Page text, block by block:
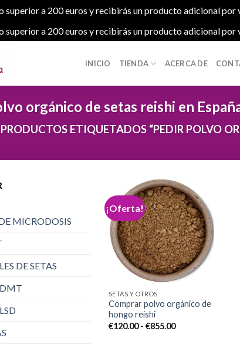
superior a 200 euros y recibirás un producto adicional
superior a 200 euros y recibirás un producto adicional
INICIO TIENDA ACERCA DE
orgánico de setas reishi en
PRODUCTOS ETIQUETADOS “PEDIR POLVO
MICRODOSIS
DE SETAS
¡Oferta!
Add to
wishlist
SETAS Y OTROS
Comprar polvo orgánico de
hongo reishi
€120.00 - €855.00Rango